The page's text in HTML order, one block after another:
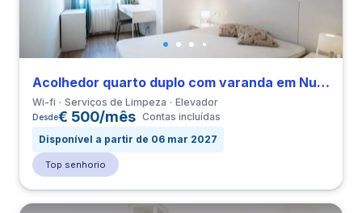
Acolhedor quarto duplo com varanda em Nueva Izquierda de Eixample perto de UBL
Wi-fi Serviços de Limpeza Elevador
Desde€ 500/mês Contas incluídas
Disponível a partir de 06 mar 2027
Top senhorio